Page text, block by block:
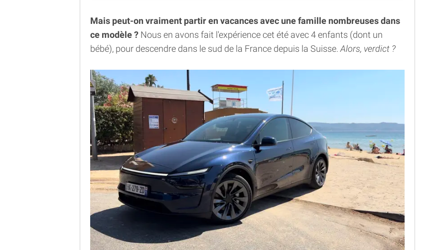
Mais peut-on vraiment partir en vacances avec une famille nombreuses dans
ce modèle ? Nous en avons fait l'expérience cet été avec 4 enfants (dont un
bébé), pour descendre dans le sud de la France depuis la Suisse. Alors, verdict ?